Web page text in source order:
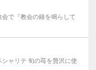
で『教会の鐘を鳴らして
ャリテ 旬の苺を贅沢に使